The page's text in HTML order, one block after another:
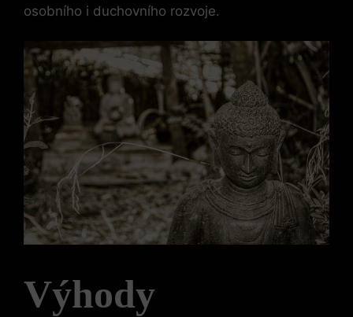
osobního i duchovního rozvoje.
Výhody